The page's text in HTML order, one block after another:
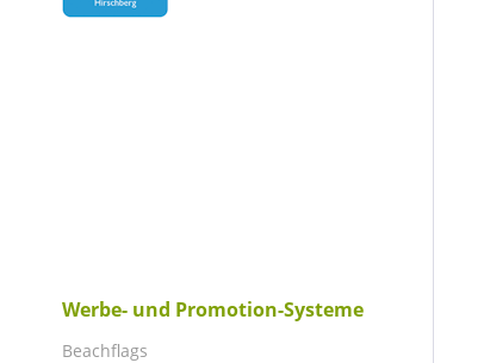
Werbe- und Promotion-Systeme
Beachflags